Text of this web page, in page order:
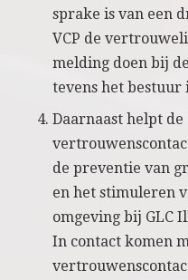
sprake is van een
VCP de
melding doen bij
tevens het
Daarnaast helpt de
de preventie van
en het stimuleren
omgeving bij GLC
In contact komen